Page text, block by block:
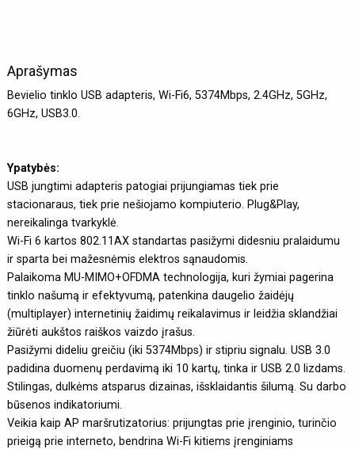
Aprašymas
Bevielio tinklo USB adapteris, Wi-Fi6, 5374Mbps, 2.4GHz, 5GHz,
6GHz, USB3.0.
Ypatybės:
USB jungtimi adapteris patogiai prijungiamas tiek prie
stacionaraus, tiek prie nešiojamo kompiuterio. Plug&Play,
nereikalinga tvarkyklė.
Wi-Fi 6 kartos 802.11AX standartas pasižymi didesniu pralaidumu
ir sparta bei mažesnėmis elektros sąnaudomis.
Palaikoma MU-MIMO+OFDMA technologija, kuri žymiai pagerina
tinklo našumą ir efektyvumą, patenkina daugelio žaidėjų
(multiplayer) internetinių žaidimų reikalavimus ir leidžia sklandžiai
žiūrėti aukštos raiškos vaizdo įrašus.
Pasižymi dideliu greičiu (iki 5374Mbps) ir stipriu signalu. USB 3.0
padidina duomenų perdavimą iki 10 kartų, tinka ir USB 2.0 lizdams.
Stilingas, dulkėms atsparus dizainas, išsklaidantis šilumą. Su darbo
būsenos indikatoriumi.
Veikia kaip AP maršrutizatorius: prijungtas prie įrenginio, turinčio
prieigą prie interneto, bendrina Wi-Fi kitiems įrenginiams